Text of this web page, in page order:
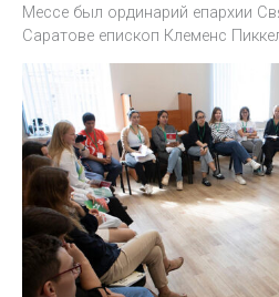
Мессе был ординарий епархии
Саратове епископ Клеменс